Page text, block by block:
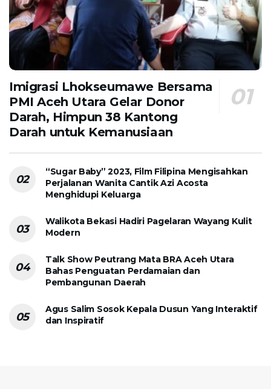
Imigrasi Lhokseumawe Bersama
PMI Aceh Utara Gelar Donor
Darah, Himpun 38 Kantong
Darah untuk Kemanusiaan
“Sugar Baby” 2023, Film Filipina Mengisahkan
Perjalanan Wanita Cantik Azi Acosta
Menghidupi Keluarga
Walikota Bekasi Hadiri Pagelaran Wayang Kulit
Modern
Talk Show Peutrang Mata BRA Aceh Utara
Bahas Penguatan Perdamaian dan
Pembangunan Daerah
Agus Salim Sosok Kepala Dusun Yang Interaktif
dan Inspiratif